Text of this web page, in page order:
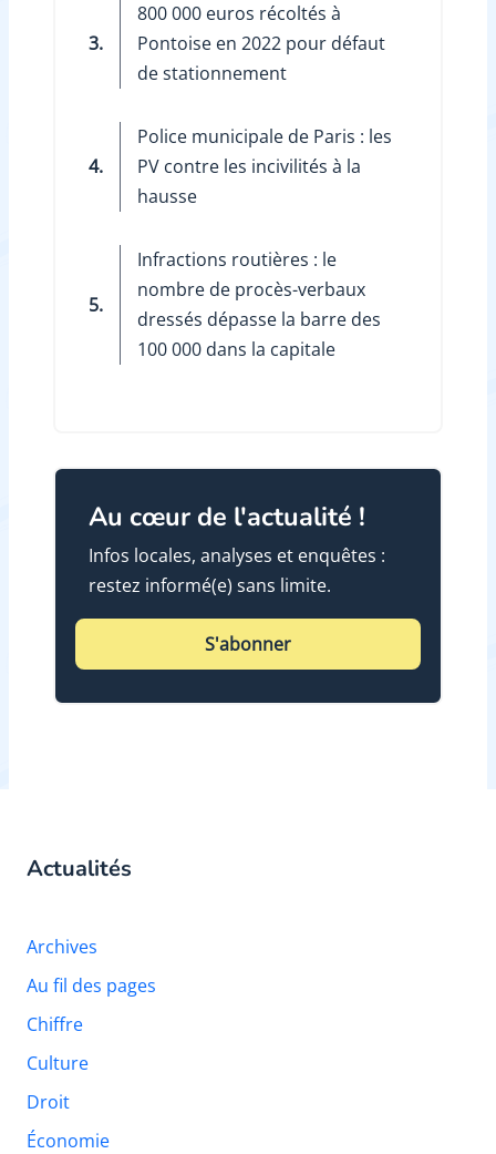
3.
800 000 euros récoltés à
Pontoise en 2022 pour défaut
de stationnement
4.
Police municipale de Paris : les
PV contre les incivilités à la
hausse
5.
Infractions routières : le
nombre de procès-verbaux
dressés dépasse la barre des
100 000 dans la capitale
Au cœur de l'actualité !
Infos locales, analyses et enquêtes :
restez informé(e) sans limite.
S'abonner
Actualités
Archives
Au fil des pages
Chiffre
Culture
Droit
Économie